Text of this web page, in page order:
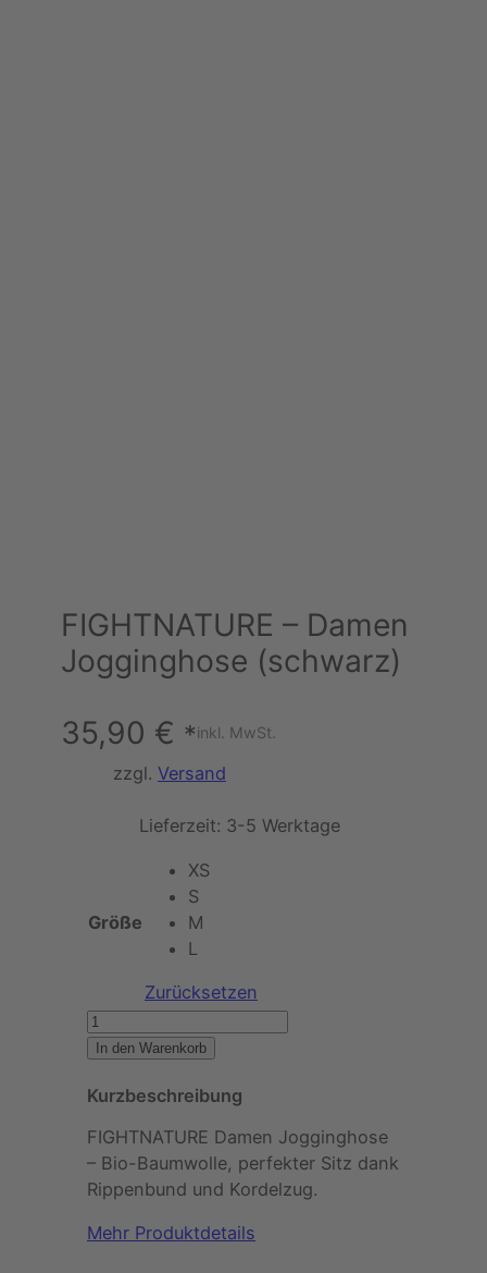
FIGHTNATURE – Damen
Jogginghose (schwarz)
35,90 € *inkl. MwSt.
zzgl. Versand
Lieferzeit: 3-5 Werktage
Größe
XS
S
M
L
Zurücksetzen
F
I
H
N
T
U
In den Warenkorb
Kurzbeschreibung
FIGHTNATURE Damen Jogginghose
– Bio-Baumwolle, perfekter Sitz dank
Rippenbund und Kordelzug.
Mehr Produktdetails